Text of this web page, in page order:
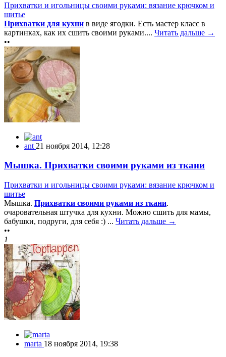
Прихватки и игольницы своими руками: вязание крючком и
шитье
Прихватки для кухни в виде ягодки. Есть мастер класс в
картинках, как их сшить своими руками.... Читать дальше →
••
ant 21 ноября 2014, 12:28
Мышка. Прихватки своими руками из ткани
Прихватки и игольницы своими руками: вязание крючком и
шитье
Мышка. Прихватки своими руками из ткани.
очаровательная штучка для кухни. Можно сшить для мамы,
бабушки, подруги, для себя :) ... Читать дальше →
••
1
marta 18 ноября 2014, 19:38